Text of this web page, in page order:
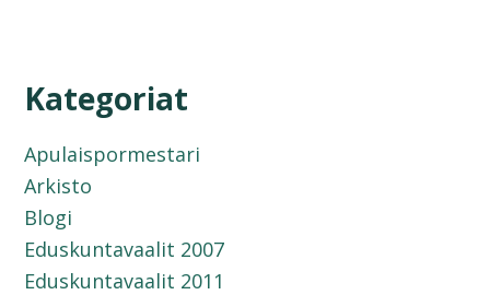
Kategoriat
Apulaispormestari
Arkisto
Blogi
Eduskuntavaalit 2007
Eduskuntavaalit 2011